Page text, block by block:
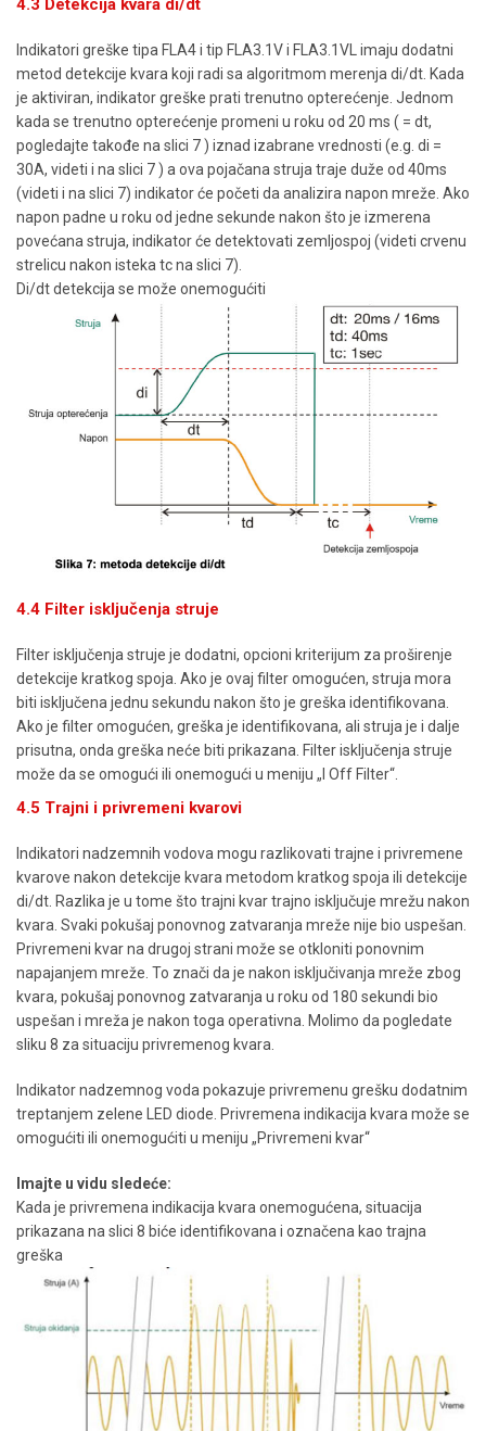
4.3 Detekcija kvara di/dt
Indikatori greške tipa FLA4 i tip FLA3.1V i FLA3.1VL imaju dodatni
metod detekcije kvara koji radi sa algoritmom merenja di/dt. Kada
je aktiviran, indikator greške prati trenutno opterećenje. Jednom
kada se trenutno opterećenje promeni u roku od 20 ms ( = dt,
pogledajte takođe na slici 7 ) iznad izabrane vrednosti (e.g. di =
30A, videti i na slici 7 ) a ova pojačana struja traje duže od 40ms
(videti i na slici 7) indikator će početi da analizira napon mreže. Ako
napon padne u roku od jedne sekunde nakon što je izmerena
povećana struja, indikator će detektovati zemljospoj (videti crvenu
strelicu nakon isteka tc na slici 7).
Di/dt detekcija se može onemogućiti
4.4 Filter isključenja struje
Filter isključenja struje je dodatni, opcioni kriterijum za proširenje
detekcije kratkog spoja. Ako je ovaj filter omogućen, struja mora
biti isključena jednu sekundu nakon što je greška identifikovana.
Ako je filter omogućen, greška je identifikovana, ali struja je i dalje
prisutna, onda greška neće biti prikazana. Filter isključenja struje
može da se omogući ili onemogući u meniju „I Off Filter“.
4.5 Trajni i privremeni kvarovi
Indikatori nadzemnih vodova mogu razlikovati trajne i privremene
kvarove nakon detekcije kvara metodom kratkog spoja ili detekcije
di/dt. Razlika je u tome što trajni kvar trajno isključuje mrežu nakon
kvara. Svaki pokušaj ponovnog zatvaranja mreže nije bio uspešan.
Privremeni kvar na drugoj strani može se otkloniti ponovnim
napajanjem mreže. To znači da je nakon isključivanja mreže zbog
kvara, pokušaj ponovnog zatvaranja u roku od 180 sekundi bio
uspešan i mreža je nakon toga operativna. Molimo da pogledate
sliku 8 za situaciju privremenog kvara.
Indikator nadzemnog voda pokazuje privremenu grešku dodatnim
treptanjem zelene LED diode. Privremena indikacija kvara može se
omogućiti ili onemogućiti u meniju „Privremeni kvar“
Imajte u vidu sledeće:
Kada je privremena indikacija kvara onemogućena, situacija
prikazana na slici 8 biće identifikovana i označena kao trajna
greška